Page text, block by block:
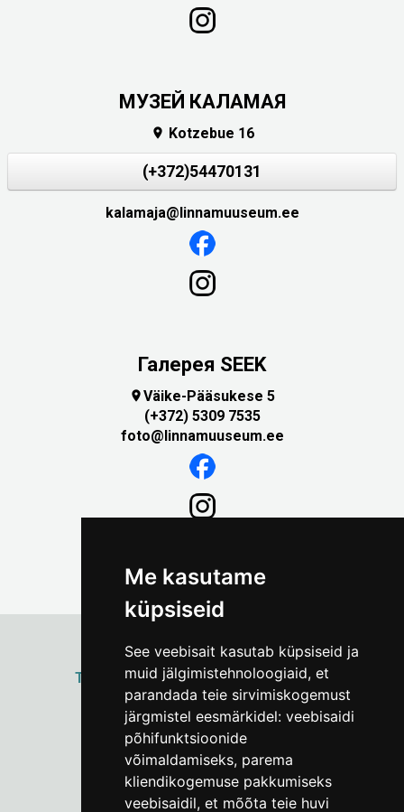
Me kasutame
küpsiseid
See veebisait kasutab küpsiseid ja
muid jälgimistehnoloogiaid, et
parandada teie sirvimiskogemust
järgmistel eesmärkidel: veebisaidi
põhifunktsioonide
võimaldamiseks, parema
kliendikogemuse pakkumiseks
veebisaidil, et mõõta teie huvi
МУЗЕЙ КАЛАМАЯ
 Kotzebue 16
(+372)54470131
kalamaja@linnamuuseum.ee
Галерея SEEK
Väike-Pääsukese 5
(+372) 5309 7535
foto@linnamuuseum.ee
ТАЛЛИННСКИЙГОРОДСКОЙ МУЗЕЙ
Vene 17
Пн–Пт 9–17:(+372) 610 4178
info@linnamuuseum.ee